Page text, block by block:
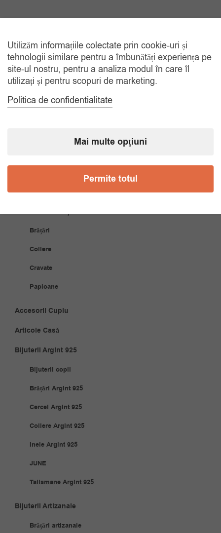
TRANSPORT GRATUIT
La comenzi de peste 150 lei
RETUR 30 ZILE
Gratuit, indiferent de motiv
Tel. 0770420114
Brățări
Coliere
Cravate
Papioane
Accesorii Cuplu
Articole Casă
Bijuterii Argint 925
Bijuterii copii
Brățări Argint 925
Cercei Argint 925
Coliere Argint 925
Inele Argint 925
JUNE
Talismane Argint 925
Bijuterii Artizanale
Brățări artizanale
Utilizăm informațiile colectate prin cookie-uri și
tehnologii similare pentru a îmbunătăți experiența pe
site-ul nostru, pentru a analiza modul în care îl
utilizați și pentru scopuri de marketing.
Politica de confidentialitate
Mai multe opțiuni
Permite totul